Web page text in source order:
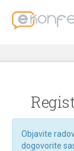
Objavite
dogovorite